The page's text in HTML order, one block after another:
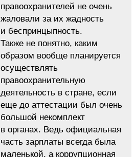
правоохранителей не очень
жаловали за их жадность
и беспринцыпность.
Также не понятно, каким
образом вообще планируется
осуществлять
правоохранительную
деятельность в стране, если
еще до аттестации был очень
большой некомплект
в органах. Ведь официальная
часть зарплаты всегда была
маленькой, а коррупционная